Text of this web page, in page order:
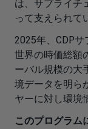
は、サプライチ
って支えられて
2025年、CDPサ
世界の時価総額
ーバル規模の大
境データを明ら
ヤーに対し環境
このプログラム